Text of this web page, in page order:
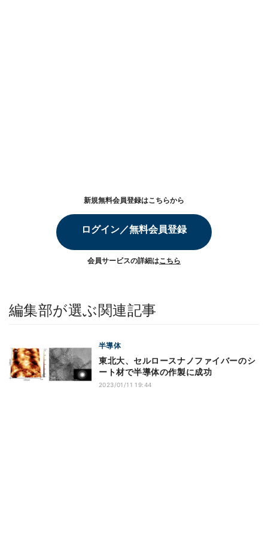
新規無料会員登録はこちらから
ログイン／無料会員登録
会員サービスの詳細はこちら
編集部が選ぶ関連記事
半導体
東北大、セルロースナノファイバーのシ
ート材で半導体の作製に成功
2023/01/11 19:44